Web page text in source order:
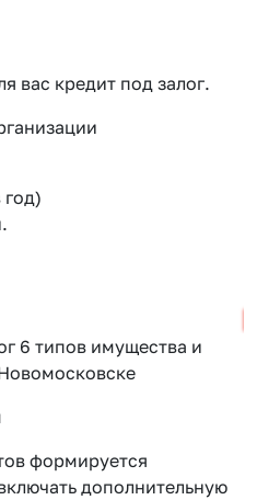
вас кредит под залог.
год)
6 типов имущества и
формируется
дополнительную